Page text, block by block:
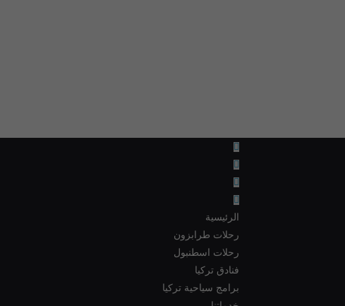
الرئيسية
رحلات طرابزون
رحلات اسطنبول
فنادق تركيا
برامج سياحية تركيا